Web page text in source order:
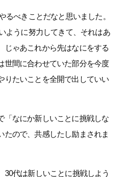
るべきことだなと思いました。
ように努力してきて、それはあ
じゃあこれから先はなにをする
世間に合わせていた部分を今度
りたいことを全開で出していい
「なにか新しいことに挑戦しな
たので、共感したし励まされま
30代は新しいことに挑戦しよう